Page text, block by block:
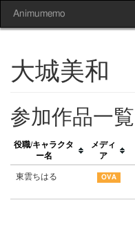
Animumemo
大城美和
参加作品一覧
役職/キャラクタ
ー名
メディ
ア
東雲ちはる